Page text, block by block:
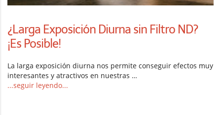
¿Larga Exposición Diurna sin Filtro ND?
¡Es Posible!
La larga exposición diurna nos permite conseguir efectos muy
interesantes y atractivos en nuestras …
...seguir leyendo...